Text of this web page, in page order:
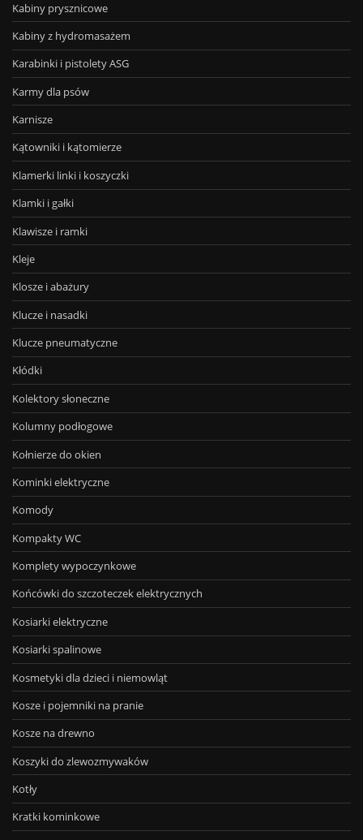
Kabiny prysznicowe
Kabiny z hydromasażem
Karabinki i pistolety ASG
Karmy dla psów
Karnisze
Kątowniki i kątomierze
Klamerki linki i koszyczki
Klamki i gałki
Klawisze i ramki
Kleje
Klosze i abażury
Klucze i nasadki
Klucze pneumatyczne
Kłódki
Kolektory słoneczne
Kolumny podłogowe
Kołnierze do okien
Kominki elektryczne
Komody
Kompakty WC
Komplety wypoczynkowe
Końcówki do szczoteczek elektrycznych
Kosiarki elektryczne
Kosiarki spalinowe
Kosmetyki dla dzieci i niemowląt
Kosze i pojemniki na pranie
Kosze na drewno
Koszyki do zlewozmywaków
Kotły
Kratki kominkowe